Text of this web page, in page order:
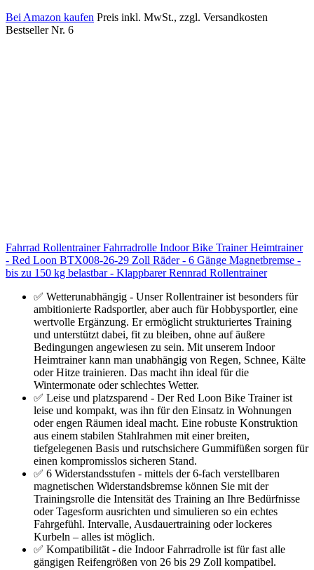
Bei Amazon kaufen Preis inkl. MwSt., zzgl. Versandkosten
Bestseller Nr. 6
Fahrrad Rollentrainer Fahrradrolle Indoor Bike Trainer Heimtrainer
- Red Loon BTX008-26-29 Zoll Räder - 6 Gänge Magnetbremse -
bis zu 150 kg belastbar - Klappbarer Rennrad Rollentrainer
✅ Wetterunabhängig - Unser Rollentrainer ist besonders für
ambitionierte Radsportler, aber auch für Hobbysportler, eine
wertvolle Ergänzung. Er ermöglicht strukturiertes Training
und unterstützt dabei, fit zu bleiben, ohne auf äußere
Bedingungen angewiesen zu sein. Mit unserem Indoor
Heimtrainer kann man unabhängig von Regen, Schnee, Kälte
oder Hitze trainieren. Das macht ihn ideal für die
Wintermonate oder schlechtes Wetter.
✅ Leise und platzsparend - Der Red Loon Bike Trainer ist
leise und kompakt, was ihn für den Einsatz in Wohnungen
oder engen Räumen ideal macht. Eine robuste Konstruktion
aus einem stabilen Stahlrahmen mit einer breiten,
tiefgelegenen Basis und rutschsichere Gummifüßen sorgen für
einen kompromisslos sicheren Stand.
✅ 6 Widerstandsstufen - mittels der 6-fach verstellbaren
magnetischen Widerstandsbremse können Sie mit der
Trainingsrolle die Intensität des Training an Ihre Bedürfnisse
oder Tagesform ausrichten und simulieren so ein echtes
Fahrgefühl. Intervalle, Ausdauertraining oder lockeres
Kurbeln – alles ist möglich.
✅ Kompatibilität - die Indoor Fahrradrolle ist für fast alle
gängigen Reifengrößen von 26 bis 29 Zoll kompatibel.